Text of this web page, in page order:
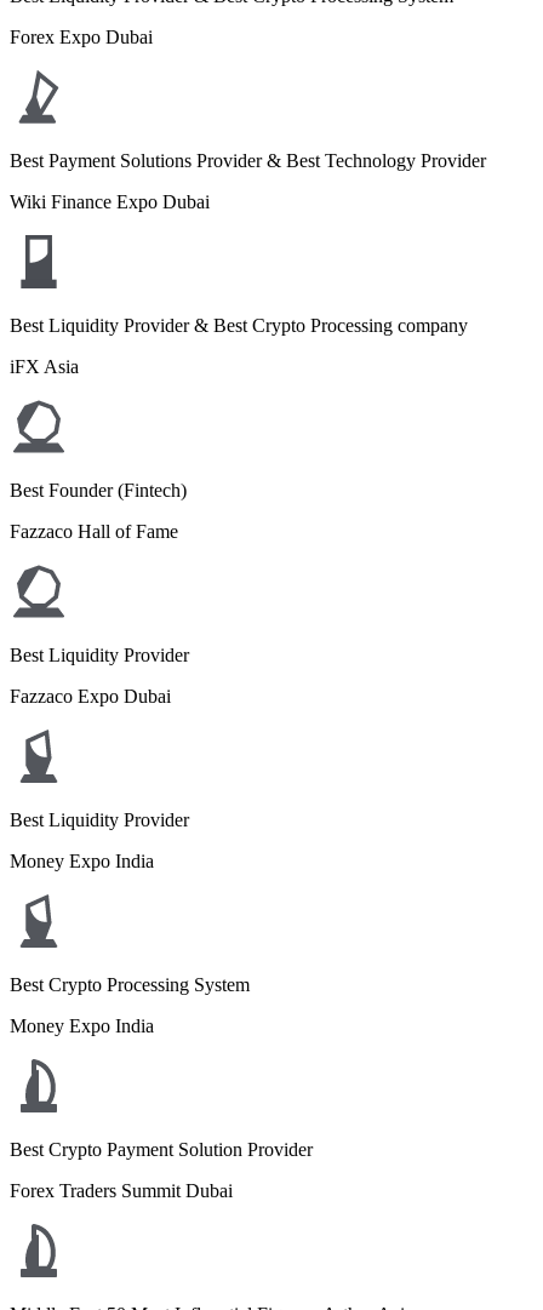
Forex Expo Dubai
Best Payment Solutions Provider & Best Technology Provider
Wiki Finance Expo Dubai
Best Liquidity Provider & Best Crypto Processing company
iFX Asia
Best Founder (Fintech)
Fazzaco Hall of Fame
Best Liquidity Provider
Fazzaco Expo Dubai
Best Liquidity Provider
Money Expo India
Best Crypto Processing System
Money Expo India
Best Crypto Payment Solution Provider
Forex Traders Summit Dubai